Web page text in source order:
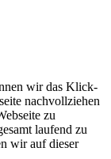
wir das Klick-
nachvollziehen
zu
laufend zu
wir auf dieser